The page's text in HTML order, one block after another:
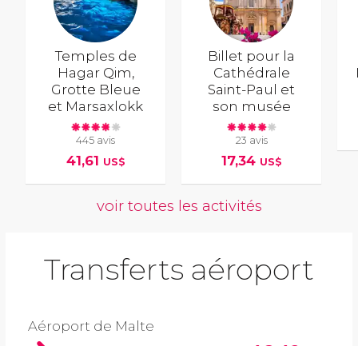
Temples de
Hagar Qim,
Grotte Bleue
et Marsaxlokk
445 avis
41,61 US$
Billet pour la
Cathédrale
Saint-Paul et
son musée
23 avis
17,34 US$
voir toutes les activités
Transferts aéroport
Aéroport de Malte